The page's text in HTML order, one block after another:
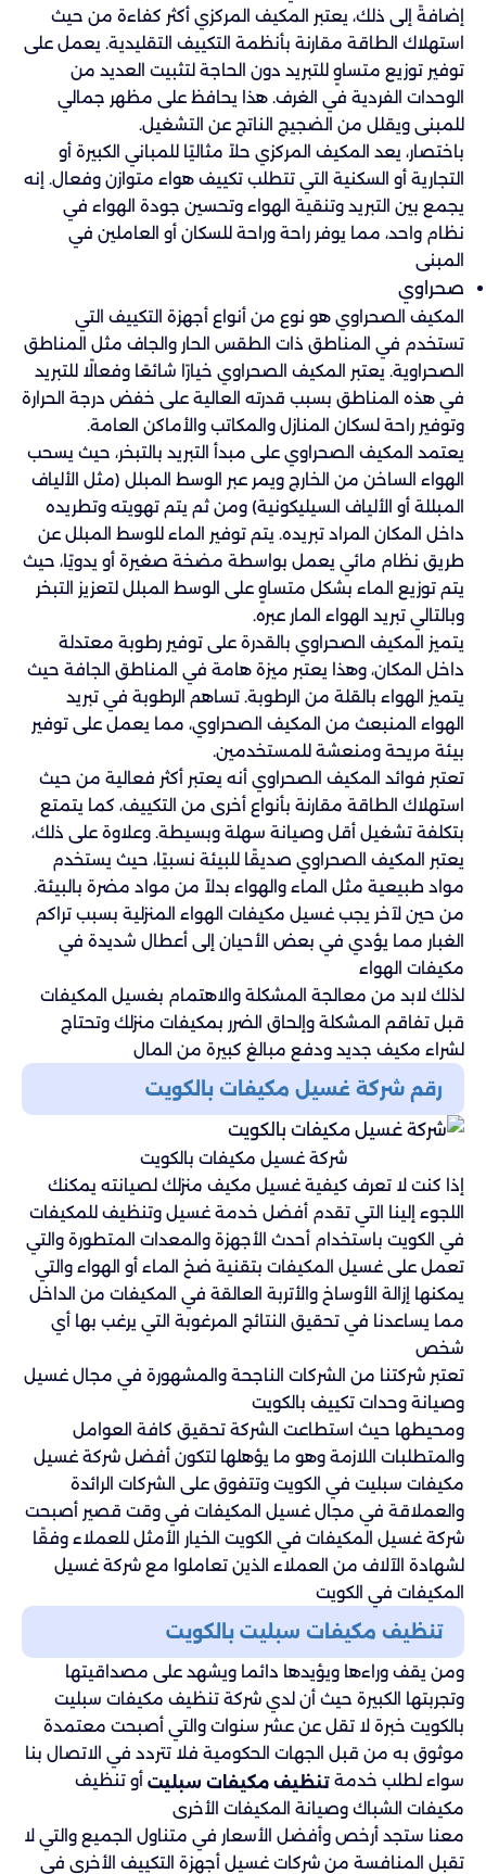
إضافةً إلى ذلك، يعتبر المكيف المركزي أكثر كفاءة من حيث
استهلاك الطاقة مقارنة بأنظمة التكييف التقليدية. يعمل على
توفير توزيع متساوٍ للتبريد دون الحاجة لتثبيت العديد من
الوحدات الفردية في الغرف. هذا يحافظ على مظهر جمالي
للمبنى ويقلل من الضجيج الناتج عن التشغيل.
باختصار، يعد المكيف المركزي حلاً مثاليًا للمباني الكبيرة أو
التجارية أو السكنية التي تتطلب تكييف هواء متوازن وفعال. إنه
يجمع بين التبريد وتنقية الهواء وتحسين جودة الهواء في
نظام واحد، مما يوفر راحة وراحة للسكان أو العاملين في
المبنى
صحراوي
المكيف الصحراوي هو نوع من أنواع أجهزة التكييف التي
تستخدم في المناطق ذات الطقس الحار والجاف مثل المناطق
الصحراوية. يعتبر المكيف الصحراوي خيارًا شائعًا وفعالًا للتبريد
في هذه المناطق بسبب قدرته العالية على خفض درجة الحرارة
وتوفير راحة لسكان المنازل والمكاتب والأماكن العامة.
يعتمد المكيف الصحراوي على مبدأ التبريد بالتبخر، حيث يسحب
الهواء الساخن من الخارج ويمر عبر الوسط المبلل (مثل الألياف
المبللة أو الألياف السيليكونية) ومن ثم يتم تهويته وتطريده
داخل المكان المراد تبريده. يتم توفير الماء للوسط المبلل عن
طريق نظام مائي يعمل بواسطة مضخة صغيرة أو يدويًا، حيث
يتم توزيع الماء بشكل متساوٍ على الوسط المبلل لتعزيز التبخر
وبالتالي تبريد الهواء المار عبره.
يتميز المكيف الصحراوي بالقدرة على توفير رطوبة معتدلة
داخل المكان، وهذا يعتبر ميزة هامة في المناطق الجافة حيث
يتميز الهواء بالقلة من الرطوبة. تساهم الرطوبة في تبريد
الهواء المنبعث من المكيف الصحراوي، مما يعمل على توفير
بيئة مريحة ومنعشة للمستخدمين.
تعتبر فوائد المكيف الصحراوي أنه يعتبر أكثر فعالية من حيث
استهلاك الطاقة مقارنة بأنواع أخرى من التكييف، كما يتمتع
بتكلفة تشغيل أقل وصيانة سهلة وبسيطة. وعلاوة على ذلك،
يعتبر المكيف الصحراوي صديقًا للبيئة نسبيًا، حيث يستخدم
مواد طبيعية مثل الماء والهواء بدلاً من مواد مضرة بالبيئة.
من حين لآخر يجب غسيل مكيفات الهواء المنزلية بسبب تراكم
الغبار مما يؤدي في بعض الأحيان إلى أعطال شديدة في
مكيفات الهواء
لذلك لابد من معالجة المشكلة والاهتمام بغسيل المكيفات
قبل تفاقم المشكلة وإلحاق الضرر بمكيفات منزلك وتحتاج
لشراء مكيف جديد ودفع مبالغ كبيرة من المال
رقم شركة غسيل مكيفات بالكويت
شركة غسيل مكيفات بالكويت
إذا كنت لا تعرف كيفية غسيل مكيف منزلك لصيانته يمكنك
اللجوء إلينا التي تقدم أفضل خدمة غسيل وتنظيف للمكيفات
في الكويت باستخدام أحدث الأجهزة والمعدات المتطورة والتي
تعمل على غسيل المكيفات بتقنية ضخ الماء أو الهواء والتي
يمكنها إزالة الأوساخ والأتربة العالقة في المكيفات من الداخل
مما يساعدنا في تحقيق النتائج المرغوبة التي يرغب بها أي
شخص
تعتبر شركتنا من الشركات الناجحة والمشهورة في مجال غسيل
وصيانة وحدات تكييف بالكويت
ومحيطها حيث استطاعت الشركة تحقيق كافة العوامل
والمتطلبات اللازمة وهو ما يؤهلها لتكون أفضل شركة غسيل
مكيفات سبليت في الكويت وتتفوق على الشركات الرائدة
والعملاقة في مجال غسيل المكيفات في وقت قصير أصبحت
شركة غسيل المكيفات في الكويت الخيار الأمثل للعملاء وفقًا
لشهادة الآلاف من العملاء الذين تعاملوا مع شركة غسيل
المكيفات في الكويت
تنظيف مكيفات سبليت بالكويت
ومن يقف وراءها ويؤيدها دائما ويشهد على مصداقيتها
وتجربتها الكبيرة حيث أن لدي شركة تنظيف مكيفات سبليت
بالكويت خبرة لا تقل عن عشر سنوات والتي أصبحت معتمدة
موثوق به من قبل الجهات الحكومية فلا تتردد في الاتصال بنا
سواء لطلب خدمة تنظيف مكيفات سبليت أو تنظيف
مكيفات الشباك وصيانة المكيفات الأخرى
معنا ستجد أرخص وأفضل الأسعار في متناول الجميع والتي لا
تقبل المنافسة من شركات غسيل أجهزة التكييف الأخرى في